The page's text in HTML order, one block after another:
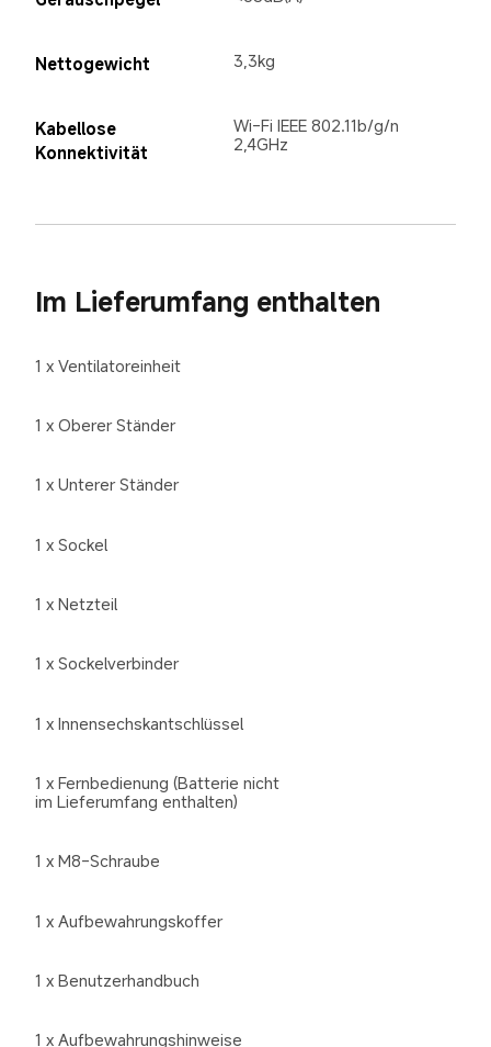
Nettogewicht 3,3kg
Kabellose
Wi-Fi IEEE 802.11b/g/n
2,4GHz
Im Lieferumfang enthalten
1 x Ventilatoreinheit
1 x Oberer Ständer
1 x Unterer Ständer
1 x Sockel
1 x Netzteil
1 x Sockelverbinder
1 x Innensechskantschlüssel
1 x Fernbedienung (Batterie nicht
1 x Aufbewahrungskoffer